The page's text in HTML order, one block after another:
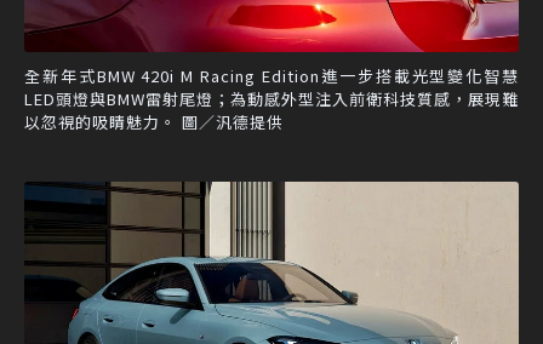
全新年式BMW 420i M Racing Edition進一步搭載光型變化智慧
LED頭燈與BMW雷射尾燈；為動感外型注入前衛科技質感，展現難
以忽視的吸睛魅力。 圖／汎德提供